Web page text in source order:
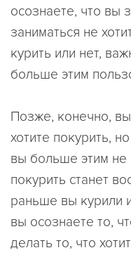
осознаете, что вы
заниматься не
курить или нет,
больше этим
Позже, конечно,
хотите покурить,
вы больше этим не
покурить станет
раньше вы курили
вы осознаете то,
делать то, что